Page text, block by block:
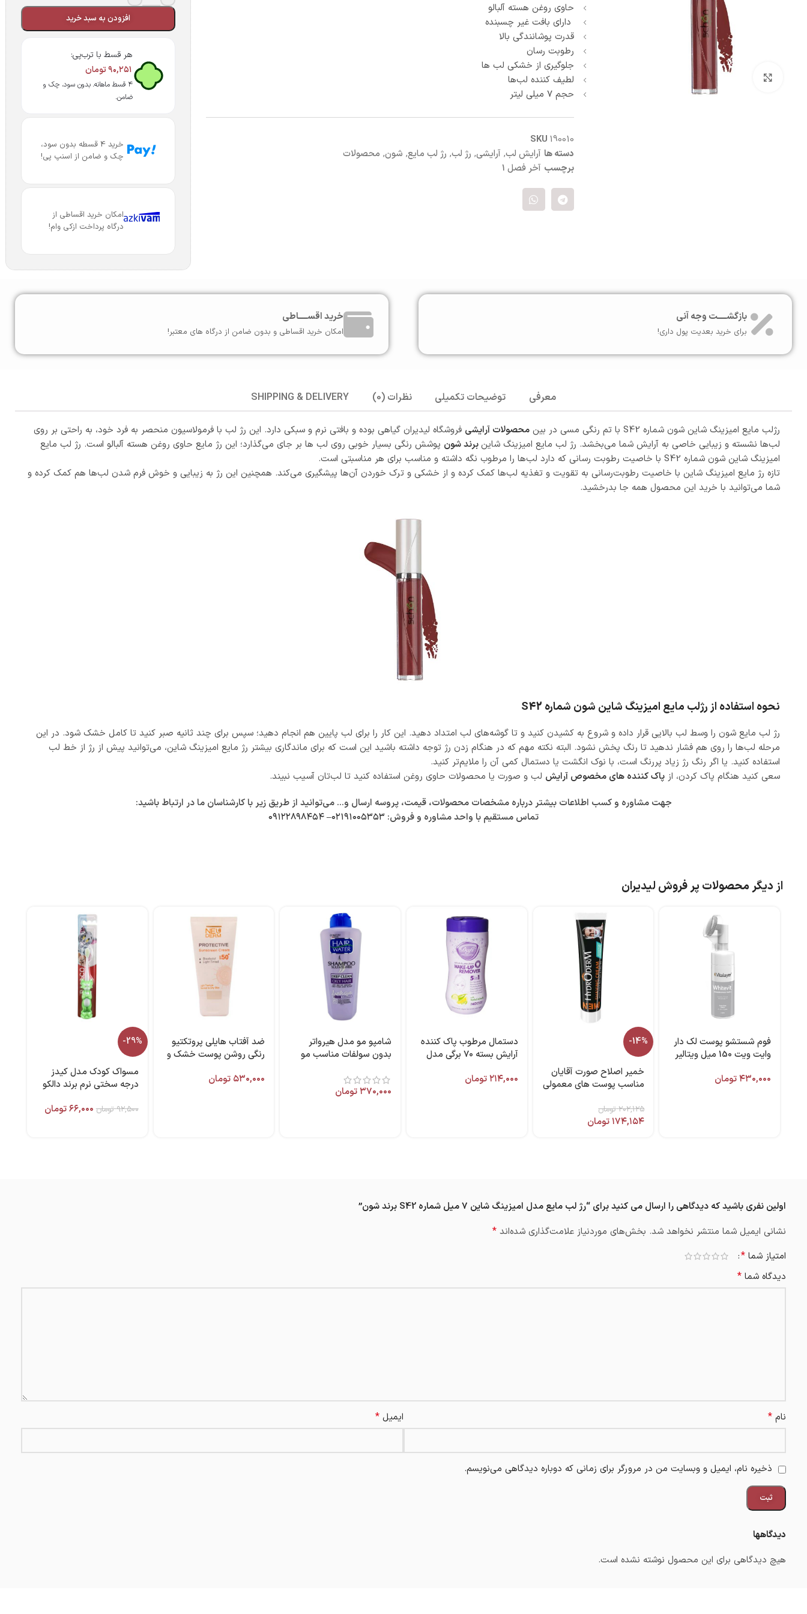
اسکراب و لایه بردار صورت
سفت کننده صورت
پنبه و پد آرایش پاک کن
بزرگنمایی تصویر
حاوی روغن هسته آلبالو
دارای بافت غیر چسبنده
قدرت پوشانندگی بالا
رطوبت رسان
جلوگیری از خشکی لب ها
لطیف کننده لب‌ها
حجم ۷ میلی لیتر
SKU 190010
دسته ها آرایش لب, آرایشی, رژ لب, رژ لب مایع, شون, محصولات
برچسب آخر فصل 1
افزودن به سبد خرید
هر قسط با ترب‌پی:
۹۰,۲۵۱تومان
۴ قسط ماهانه. بدون سود، چک و
ضامن.
خرید 4 قسطه بدون سود،
چک و ضامن از اسنپ پی!
امکان خرید اقساطی از
درگاه پرداخت ازکی وام!
بازگشـــــت وجه آنی
برای خرید بعدیت پول داری!
خرید اقســـــاطی
امکان خرید اقساطی و بدون ضامن از درگاه های معتبر!
معرفی توضیحات تکمیلی نظرات (0) SHIPPING & DELIVERY
رژلب مایع امیزینگ شاین شون شماره S42 با تم رنگی مسی در بین محصولات آرایشی فروشگاه لیدیران گیاهی بوده و بافتی نرم و سبکی دارد. این رژ لب با فرمولاسیون منحصر به فرد خود، به راحتی بر روی
لب‌ها نشسته و زیبایی خاصی به آرایش شما می‌بخشد. رژ لب مایع امیزینگ شاینبرند شون پوشش رنگی بسیار خوبی روی لب ها بر جای می‌گذارد؛ این رژ مایع حاوی روغن هسته آلبالو است. رژ لب مایع
امیزینگ شاین شون شماره S42 با خاصیت رطوبت رسانی که دارد لب‌ها را مرطوب نگه داشته و مناسب برای هر مناسبتی است.
تازه ‫رژ مایع امیزینگ شاین با خاصیت رطوبت‌رسانی به تقویت و تغذیه لب‌ها کمک کرده و از خشکی و ترک خوردن آن‌ها پیشگیری می‌کند. همچنین این رژ به زیبایی و خوش فرم شدن لب‌ها هم کمک کرده و
شما می‌توانید با خرید این محصول همه جا بدرخشید.
نحوه استفاده از رژلب مایع امیزینگ شاین شون شماره S42
رژ لب مایع شون را وسط لب بالایی قرار داده و شروع به کشیدن کنید و تا گوشه‌های لب امتداد دهید. این کار را برای لب پایین هم انجام دهید؛ سپس برای چند ثانیه صبر کنید تا کامل خشک شود. در این
مرحله لب‌ها را روی هم فشار ندهید تا رنگ پخش نشود. البته نکته مهم که در هنگام زدن رژ توجه داشته باشید این است که برای ماندگاری بیشتر ‫رژ مایع امیزینگ شاین، می‌توانید پیش از رژ از خط لب
استفاده کنید. یا اگر رنگ رژ زیاد پررنگ است، با نوک انگشت یا دستمال کمی آن را ملایم‌تر کنید.
سعی کنید هنگام پاک کردن، از پاک‌ کننده‌ های مخصوص آرایش لب و صورت یا محصولات حاوی روغن استفاده کنید تا لب‌تان آسیب نبیند.
جهت مشاوره و کسب اطلاعات بیشتر درباره مشخصات محصولات، قیمت، پروسه ارسال و… می‌توانید از طریق زیر با کارشناسان ما در ارتباط باشید:
تماس مستقیم با واحد مشاوره و فروش: ۰۲۱۹۱۰۰۵۳۵۳–۰۹۱۲۲۸۹۸۴۵۴
از دیگر محصولات پر فروش لیدیران
فوم شستشو پوست لک دار
وایت ویت 150 میل ویتالیر
۴۳۰,۰۰۰تومان
-14%
خمیر اصلاح صورت آقایان
مناسب پوست های معمولی
۲۰۲,۱۲۵تومان
۱۷۴,۱۵۴تومان
دستمال مرطوب پاک کننده
آرایش بسته 70 برگی مدل
۲۱۴,۰۰۰تومان
شامپو مو مدل هیرواتر
بدون سولفات مناسب مو
۳۷۰,۰۰۰تومان
ضد آفتاب هایلی پروتکتیو
رنگی روشن پوست خشک و
۵۳۰,۰۰۰ تومان
-29%
مسواک کودک مدل کیدز
درجه سختی نرم برند دالکو
۹۲,۵۰۰تومان ۶۶,۰۰۰تومان
دیدگاهها
هیچ دیدگاهی برای این محصول نوشته نشده است.
اولین نفری باشید که دیدگاهی را ارسال می کنید برای “رژ لب مایع مدل امیزینگ شاین ۷ میل شماره S42 برند شون”
نشانی ایمیل شما منتشر نخواهد شد. بخش‌های موردنیاز علامت‌گذاری شده‌اند *
امتیاز شما *
دیدگاه شما *
نام * ایمیل *
ذخیره نام، ایمیل و وبسایت من در مرورگر برای زمانی که دوباره دیدگاهی می‌نویسم.